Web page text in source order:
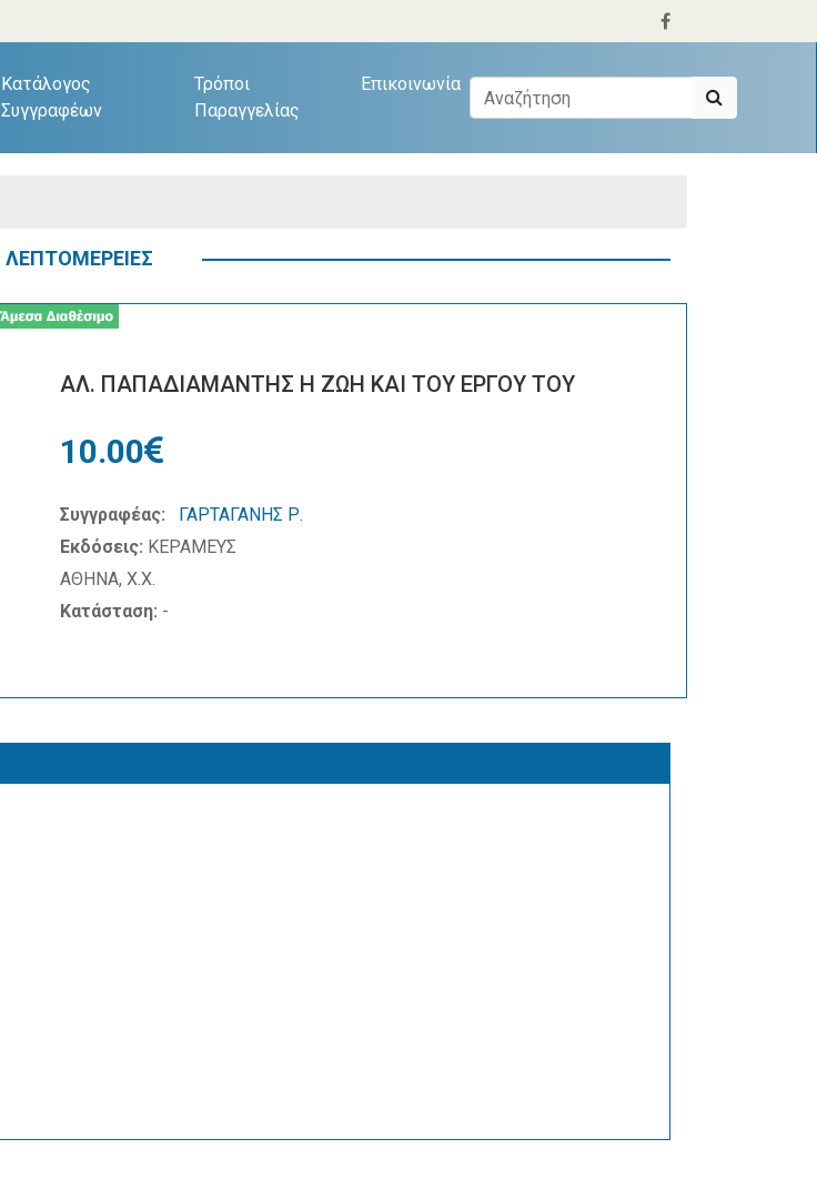
Κατάλογος
Συγγραφέων
Τρόποι
Παραγγελίας
Επικοινωνία
ΛΕΠΤΟΜΕΡΕΙΕΣ
ΑΛ. ΠΑΠΑΔΙΑΜΑΝΤΗΣ Η ΖΩΗ ΚΑΙ ΤΟΥ ΕΡΓΟΥ ΤΟΥ
10.00
Συγγραφέας:
ΓΑΡΤΑΓΑΝΗΣ Ρ.
Εκδόσεις: ΚΕΡΑΜΕΥΣ
ΑΘΗΝΑ, Χ.Χ.
Κατάσταση: -